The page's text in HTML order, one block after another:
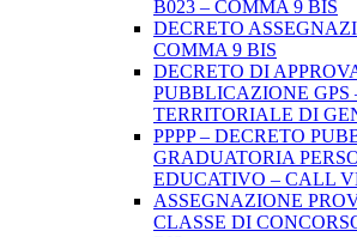
B023 – COMMA 9 BIS
DECRETO
COMMA 9 BIS
DECRETO DI
PUBBLICAZIONE GPS
TERRITORIALE DI
PPPP – DECRETO
GRADUATORIA
EDUCATIVO – CALL
ASSEGNAZIONE
CLASSE DI